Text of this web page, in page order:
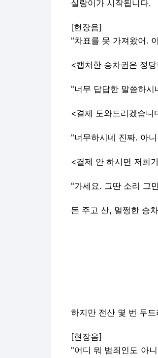
실랑이가 시작됩니다.
[현장음]
"차표를 못 가져왔어.
<캡처한 승차권은 정
"너무 답답한 말씀하시
<결제 도와드리겠습니
"너무하시네 진짜. 아
<결제 안 하시면 저희
"가세요. 그딴 소리 그
돈 주고 산, 멀쩡한 승
하지만 전산 몇 번 두
[현장음]
"어디 뭐 범죄인도 아